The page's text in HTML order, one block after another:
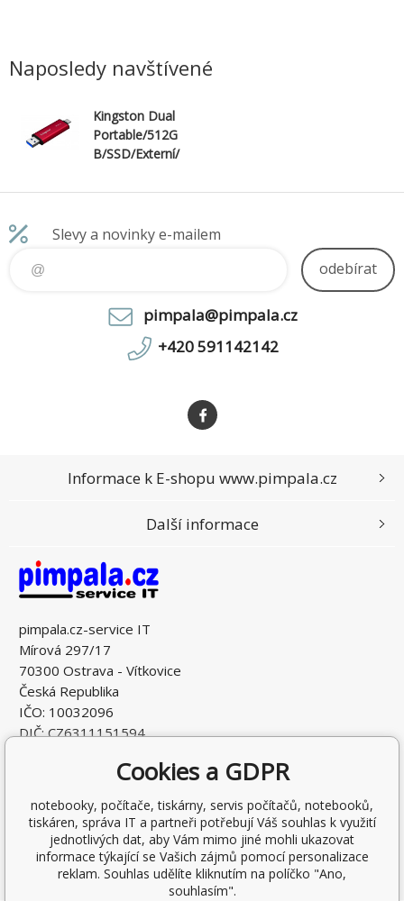
Naposledy navštívené
Kingston Dual
Portable/512G
B/SSD/Externí/
Slevy a novinky e-mailem
odebírat
pimpala@pimpala.cz
+420 591142142
pimpala.cz-service IT
Mírová 297/17
70300 Ostrava - Vítkovice
Česká Republika
IČO: 10032096
DIČ: CZ6311151594
Informace k E-shopu www.pimpala.cz
Další informace
Cookies a GDPR
notebooky, počítače, tiskárny, servis počítačů, notebooků,
tiskáren, správa IT a partneři potřebují Váš souhlas k využití
jednotlivých dat, aby Vám mimo jiné mohli ukazovat
informace týkající se Vašich zájmů pomocí personalizace
reklam. Souhlas udělíte kliknutím na políčko "Ano,
souhlasím".